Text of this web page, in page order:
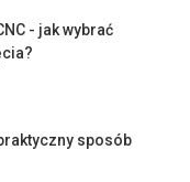
- jak wybrać
sposób